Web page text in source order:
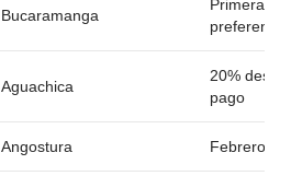
Bucaramanga
Primera
preferencial
Aguachica
20%
pago
Angostura Febrero